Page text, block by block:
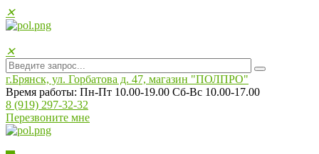
✕
✕
г.Брянск, ул. Горбатова д. 47, магазин "ПОЛПРO"
Время работы: Пн-Пт 10.00-19.00 Сб-Вс 10.00-17.00
8 (919) 297-32-32
Перезвоните мне